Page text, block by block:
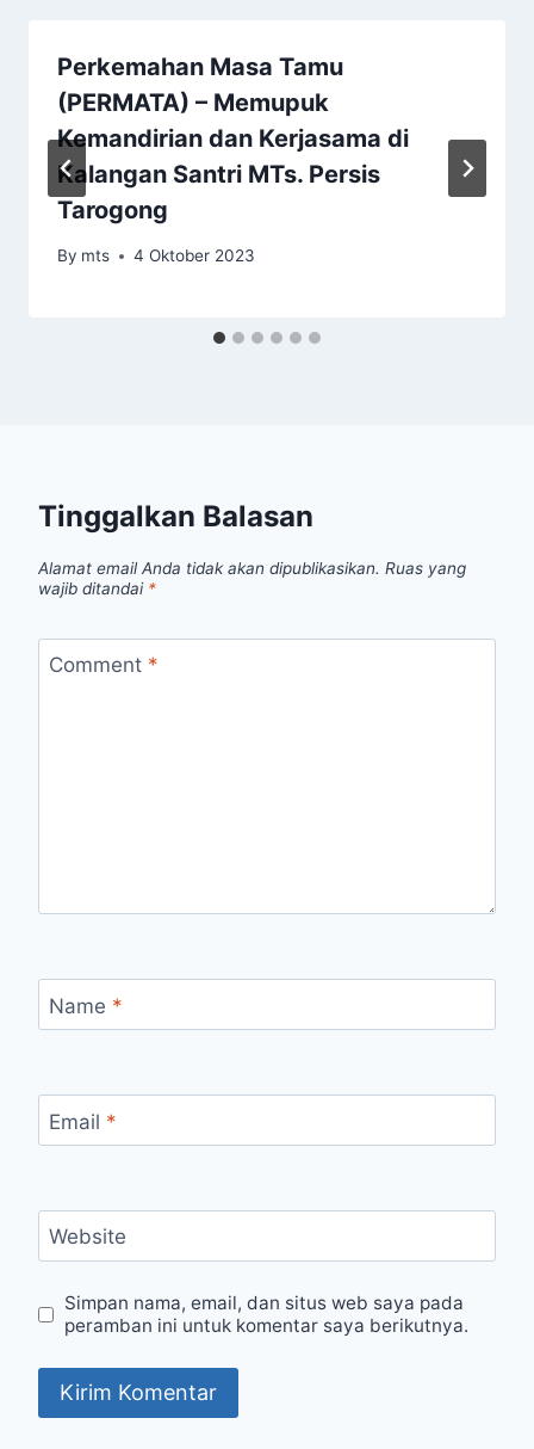
Perkemahan Masa Tamu
(PERMATA) – Memupuk
Kemandirian dan Kerjasama di
Kalangan Santri MTs. Persis
Tarogong
By mts 4 Oktober 2023
Tinggalkan Balasan
Alamat email Anda tidak akan dipublikasikan. Ruas yang
wajib ditandai *
Comment *
Name *
Email *
Website
Simpan nama, email, dan situs web saya pada
peramban ini untuk komentar saya berikutnya.